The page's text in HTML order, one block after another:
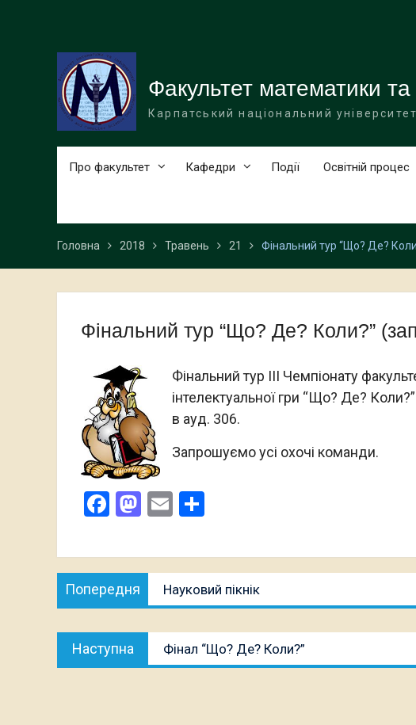
Факультет математики
Карпатський національний
Про факультет Кафедри Події Освітній процес
Головна 2018 Травень 21 Фінальний тур “Що? Де?
Фінальний тур “Що? Де? Коли?”
Фінальний тур III Чемпіонату
інтелектуальної гри “Що? Де?
в ауд. 306.
Запрошуємо усі охочі команди.
Facebook
Mastodon
Email
Навігація
записів
Попередня
публікація:
Науковий пікнік
Наступна
Наступна
публікація:
Фінал “Що? Де? Коли?”